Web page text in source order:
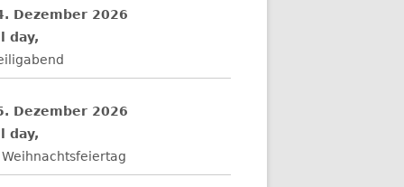
Dezember 2026
day,
Dezember 2026
day,
Weihnachtsfeiertag